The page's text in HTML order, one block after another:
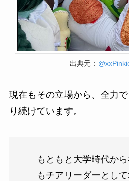
出典元：
現在もその立場から、全力
り続けています。
もともと大学時代か
もチアリーダーとし